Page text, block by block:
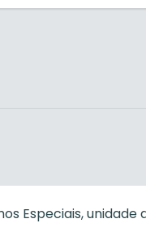
Especiais, unidade